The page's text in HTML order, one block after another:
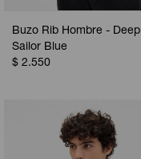
Buzo Rib Hombre - Deep
Sailor Blue
$ 2.550